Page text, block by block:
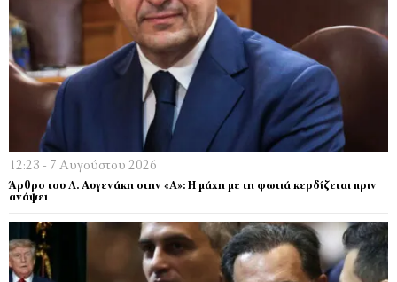
12:23 - 7 Αυγούστου 2026
Άρθρο του Λ. Αυγενάκη στην «Α»: Η μάχη με τη φωτιά κερδίζεται πριν
ανάψει